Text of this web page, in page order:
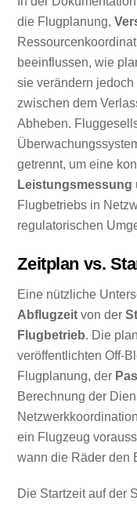
die Flugplanung,
beeinflussen, wie
sie verändern
zwischen dem
Abheben.
getrennt, um eine
Leistungsmessung
Flugbetriebs in
regulatorischen
Zeitplan vs.
Eine nützliche
Abflugzeit von der
Flugbetrieb. Die
veröffentlichten Off-
Flugplanung, der
Berechnung der
ein Flugzeug
wann die Räder den
Die Startzeit auf der